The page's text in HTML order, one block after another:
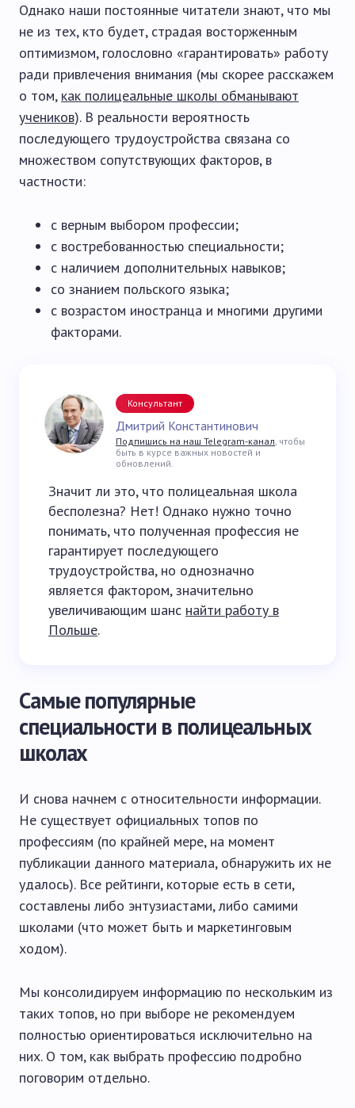
Однако наши постоянные читатели знают, что мы
не из тех, кто будет, страдая восторженным
оптимизмом, голословно «гарантировать» работу
ради привлечения внимания (мы скорее расскажем
о том, как полицеальные школы обманывают
учеников). В реальности вероятность
последующего трудоустройства связана со
множеством сопутствующих факторов, в
частности:
с верным выбором профессии;
с востребованностью специальности;
с наличием дополнительных навыков;
со знанием польского языка;
с возрастом иностранца и многими другими
факторами.
Консультант
Дмитрий Константинович
Подпишись на наш Telegram-канал, чтобы
быть в курсе важных новостей и
обновлений.
Значит ли это, что полицеальная школа
бесполезна? Нет! Однако нужно точно
понимать, что полученная профессия не
гарантирует последующего
трудоустройства, но однозначно
является фактором, значительно
увеличивающим шанс найти работу в
Польше.
Самые популярные
специальности в полицеальных
школах
И снова начнем с относительности информации.
Не существует официальных топов по
профессиям (по крайней мере, на момент
публикации данного материала, обнаружить их не
удалось). Все рейтинги, которые есть в сети,
составлены либо энтузиастами, либо самими
школами (что может быть и маркетинговым
ходом).
Мы консолидируем информацию по нескольким из
таких топов, но при выборе не рекомендуем
полностью ориентироваться исключительно на
них. О том, как выбрать профессию подробно
поговорим отдельно.